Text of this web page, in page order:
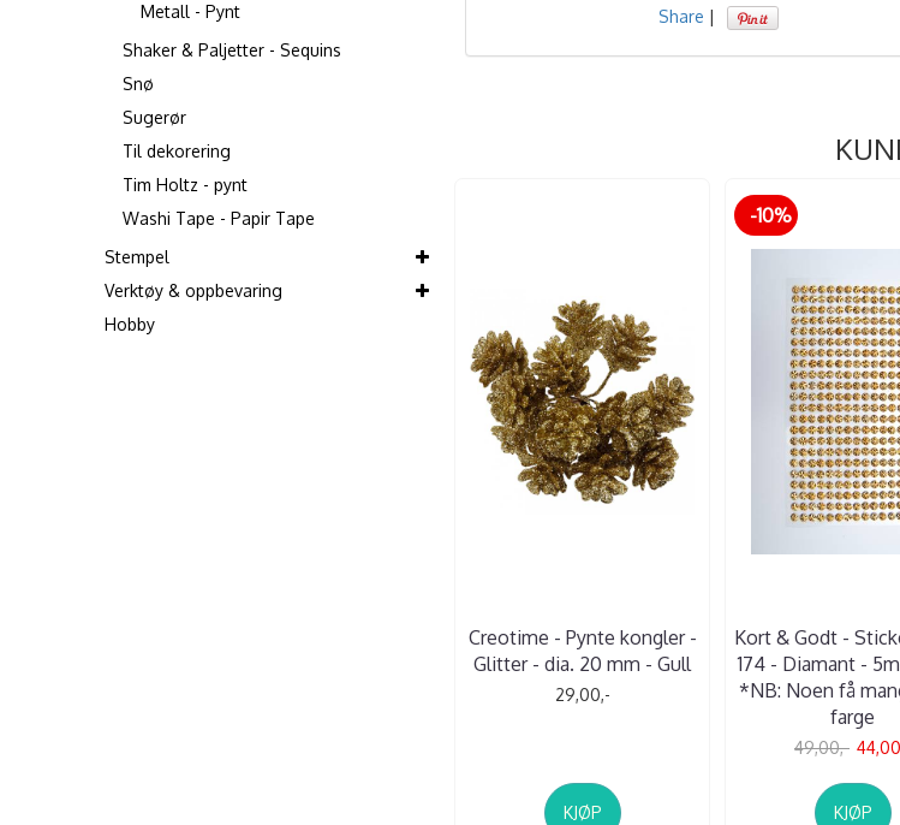
Metall - Pynt
Shaker & Paljetter - Sequins
Snø
Sugerør
Til dekorering
Tim Holtz - pynt
Washi Tape - Papir Tape
Stempel
Verktøy & oppbevaring
Hobby
Share |
Creotime - Pynte kongler -
Glitter - dia. 20 mm - Gull
29,00,-
KJØP
-10%
Kort & Godt -
174 - Diamant -
*NB: Noen få
farge
49,00,-
KJØP